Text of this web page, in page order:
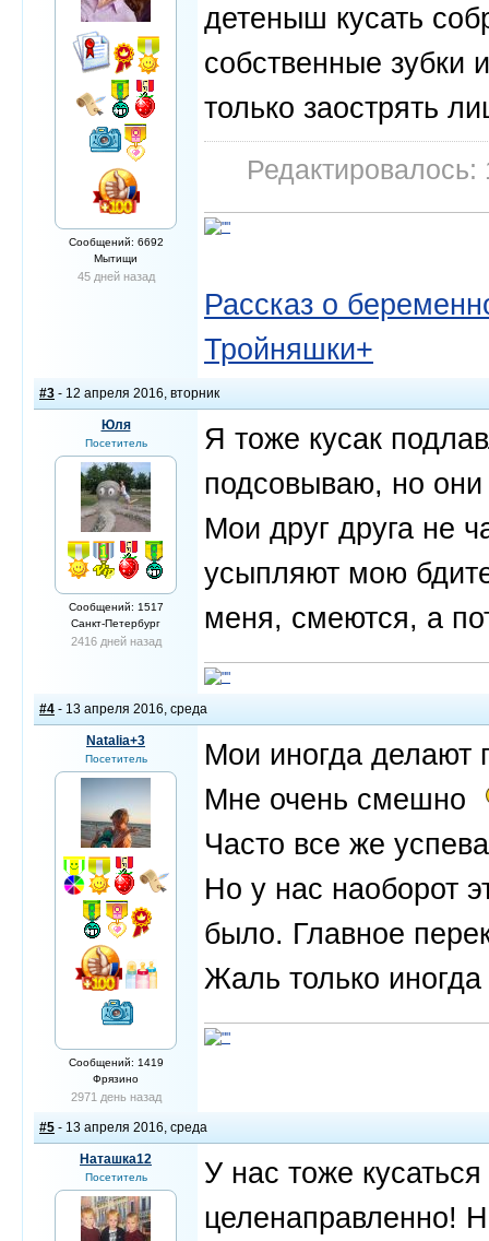
Сообщений: 6692
Мытищи
45 дней назад
детеныш кусать
собственные зубки
только заострять
Рассказ о
Тройняшки+
#3 - 12 апреля 2016, вторник
Юля
Посетитель
Сообщений: 1517
Санкт-Петербург
2416 дней назад
Я тоже кусак
подсовываю, но они
Мои друг друга не
усыпляют мою
меня, смеются, а
#4 - 13 апреля 2016, среда
Natalia+3
Посетитель
Сообщений: 1419
Фрязино
2971 день назад
Мои иногда
Мне очень смешно
Часто все же
Но у нас наоборот
было. Главное
Жаль только
#5 - 13 апреля 2016, среда
Наташка12
Посетитель
У нас тоже
целенаправленно!